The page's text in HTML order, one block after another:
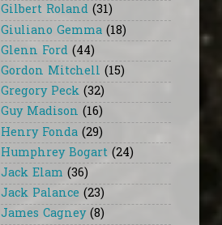
Gilbert Roland (31)
Giuliano Gemma (18)
Glenn Ford (44)
Gordon Mitchell (15)
Gregory Peck (32)
Guy Madison (16)
Henry Fonda (29)
Humphrey Bogart (24)
Jack Elam (36)
Jack Palance (23)
James Cagney (8)